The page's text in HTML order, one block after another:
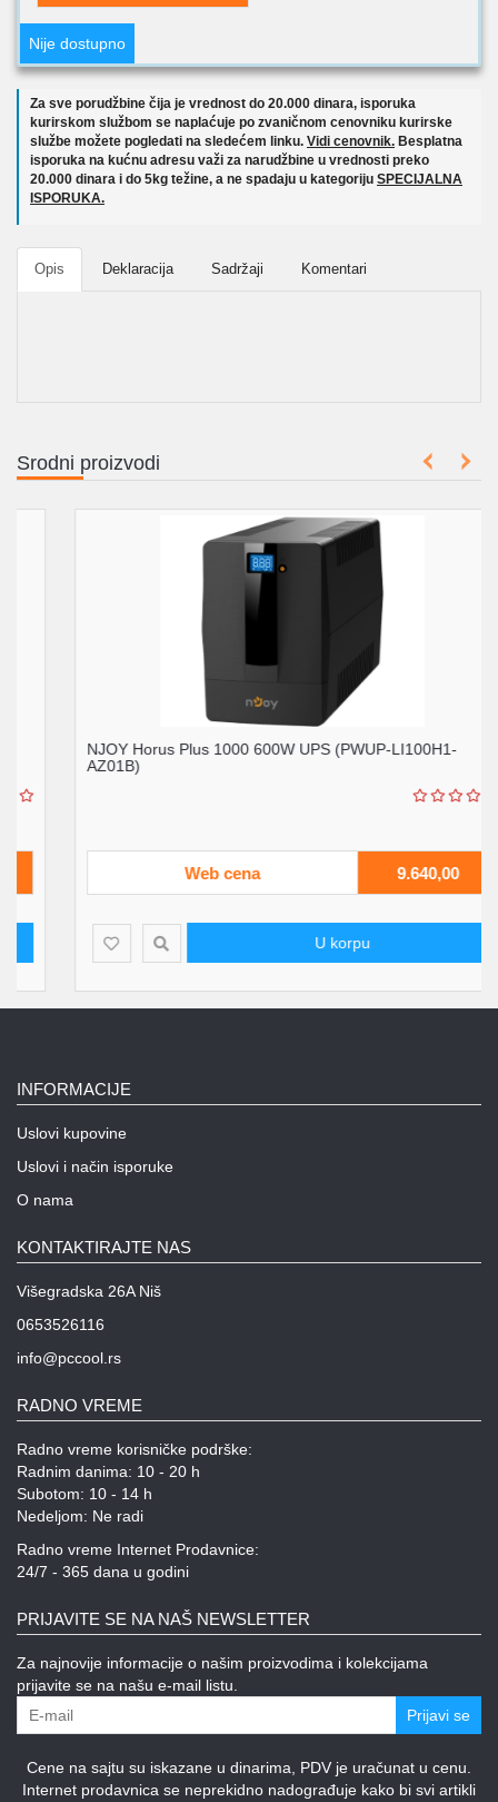
Nije dostupno
Za sve porudžbine čija je vrednost do 20.000 dinara, isporuka
kurirskom službom se naplaćuje po zvaničnom cenovniku kurirske
službe možete pogledati na sledećem linku. Vidi cenovnik. Besplatna
isporuka na kućnu adresu važi za narudžbine u vrednosti preko
20.000 dinara i do 5kg težine, a ne spadaju u kategoriju SPECIJALNA
ISPORUKA.
Opis Deklaracija Sadržaji Komentari
Srodni proizvodi
NJOY Horus Plus 1000 600W UPS (PWUP-LI100H1-
AZ01B)
Web cena 9.640,00
U korpu
INFORMACIJE
Uslovi kupovine
Uslovi i način isporuke
O nama
KONTAKTIRAJTE NAS
Višegradska 26A Niš
0653526116
info@pccool.rs
RADNO VREME
Radno vreme korisničke podrške:
Radnim danima: 10 - 20 h
Subotom: 10 - 14 h
Nedeljom: Ne radi
Radno vreme Internet Prodavnice:
24/7 - 365 dana u godini
PRIJAVITE SE NA NAŠ NEWSLETTER
Za najnovije informacije o našim proizvodima i kolekcijama
prijavite se na našu e-mail listu.
Prijavi se
Cene na sajtu su iskazane u dinarima, PDV je uračunat u cenu.
Internet prodavnica se neprekidno nadograđuje kako bi svi artikli